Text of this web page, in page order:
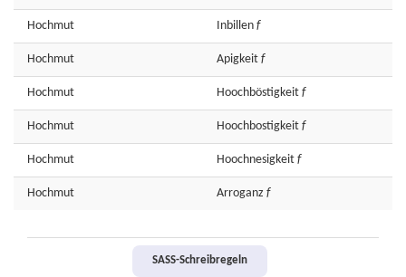
Hochmut Inbillen f
Hochmut Apigkeit f
Hochmut Hoochböstigkeit f
Hochmut Hoochbostigkeit f
Hochmut Hoochnesigkeit f
Hochmut Arroganz f
SASS-Schreibregeln